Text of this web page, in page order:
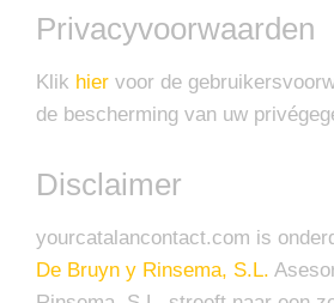
Privacyvoorwaarden
Klik hier voor de
de bescherming van uw
Disclaimer
yourcatalancontact.com is
De Bruyn y Rinsema, S.L.